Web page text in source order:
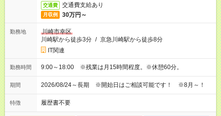
交通費 交通費支給あり
月収例 30万円～
勤務地
川崎市幸区
川崎駅から徒歩3分 / 京急川崎駅から徒歩8分
IT関連
勤務時間 9:00～18:00 ※残業は月15時間程度。※休憩60分。
期間 2026/08/24～長期 ※開始日はご相談可能です！ ※8月～！
特徴 履歴書不要